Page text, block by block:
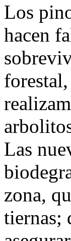
Los
hacen
Las
zona,
tiernas;